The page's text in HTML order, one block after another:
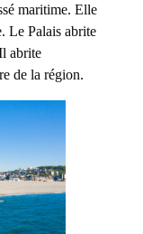
maritime. Elle
Le Palais abrite
abrite
de la région.